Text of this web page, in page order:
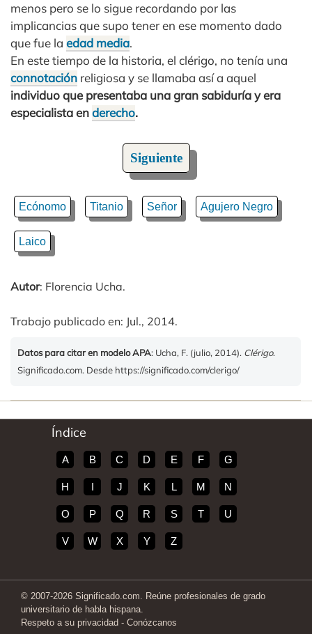
menos pero se lo sigue recordando por las
implicancias que supo tener en ese momento dado
que fue la edad media.
En este tiempo de la historia, el clérigo, no tenía una
connotación religiosa y se llamaba así a aquel
individuo que presentaba una gran sabiduría y era
especialista enderecho.
Siguiente
Ecónomo Titanio Señor Agujero Negro
Laico
Autor: Florencia Ucha.
Trabajo publicado en: Jul., 2014.
Datos para citar en modelo APA: Ucha, F. (julio, 2014). Clérigo.
Significado.com. Desde https://significado.com/clerigo/
Índice
A B C D E F G
H I J K L M N
O P Q R S T U
V W X Y Z
© 2007-2026 Significado.com. Reúne profesionales de grado
universitario de habla hispana.
Respeto a su privacidad - Conózcanos